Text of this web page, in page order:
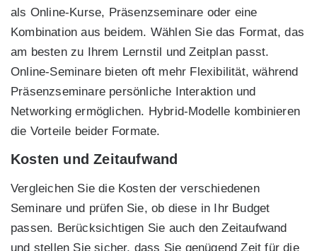
als Online-Kurse, Präsenzseminare oder eine
Kombination aus beidem. Wählen Sie das Format, das
am besten zu Ihrem Lernstil und Zeitplan passt.
Online-Seminare bieten oft mehr Flexibilität, während
Präsenzseminare persönliche Interaktion und
Networking ermöglichen. Hybrid-Modelle kombinieren
die Vorteile beider Formate.
Kosten und Zeitaufwand
Vergleichen Sie die Kosten der verschiedenen
Seminare und prüfen Sie, ob diese in Ihr Budget
passen. Berücksichtigen Sie auch den Zeitaufwand
und stellen Sie sicher, dass Sie genügend Zeit für die